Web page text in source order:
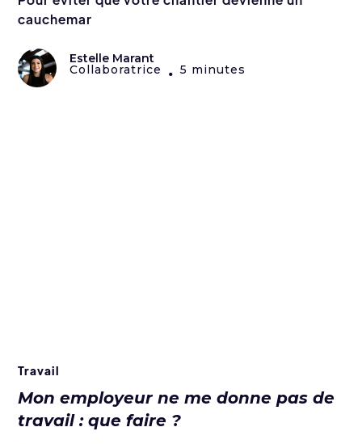
cauchemar
Estelle Marant
Collaboratrice • 5 minutes
Travail
Mon employeur ne me donne pas de
travail : que faire ?